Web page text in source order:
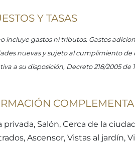
Y TASAS
incluye gastos ni tributos. Gastos
nuevas y sujeto al cumplimiento de
a su disposición, Decreto 218/2005 de
privada, Salón, Cerca de la
Ascensor, Vistas al jardín,